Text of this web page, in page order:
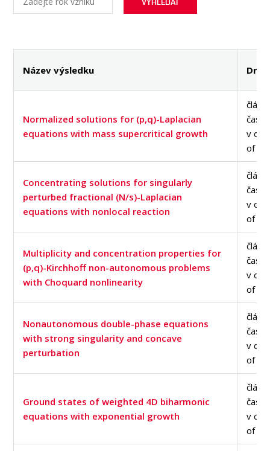
OSOBY
Název výsledku
Normalized solutions for (p,q)-Laplacian
equations with mass supercritical growth
v
of
Concentrating solutions for singularly
perturbed fractional (N/s)-Laplacian
equations with nonlocal reaction
v
of
Multiplicity and concentration properties for
(p,q)-Kirchhoff non-autonomous problems
with Choquard nonlinearity
v
of
Nonautonomous double-phase equations
with strong singularity and concave
perturbation
v
of
Ground states of weighted 4D biharmonic
equations with exponential growth
v
of